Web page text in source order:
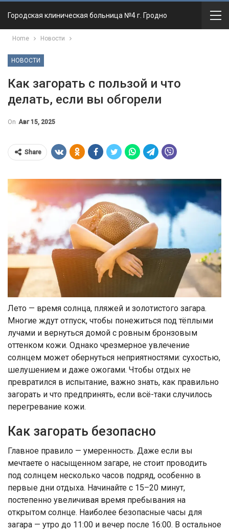
Городская клиническая больница №4 г. Гродно
Home Новости
НОВОСТИ
Как загорать с пользой и что
делать, если вы обгорели
On Авг 15, 2025
Share
Лето — время солнца, пляжей и золотистого загара.
Многие ждут отпуск, чтобы понежиться под тёплыми
лучами и вернуться домой с ровным бронзовым
оттенком кожи. Однако чрезмерное увлечение
солнцем может обернуться неприятностями: сухостью,
шелушением и даже ожогами. Чтобы отдых не
превратился в испытание, важно знать, как правильно
загорать и что предпринять, если всё-таки случилось
перегревание кожи.
Как загорать безопасно
Главное правило — умеренность. Даже если вы
мечтаете о насыщенном загаре, не стоит проводить
под солнцем несколько часов подряд, особенно в
первые дни отдыха. Начинайте с 15–20 минут,
постепенно увеличивая время пребывания на
открытом солнце. Наиболее безопасные часы для
загара — утро до 11:00 и вечер после 16:00. В остальное